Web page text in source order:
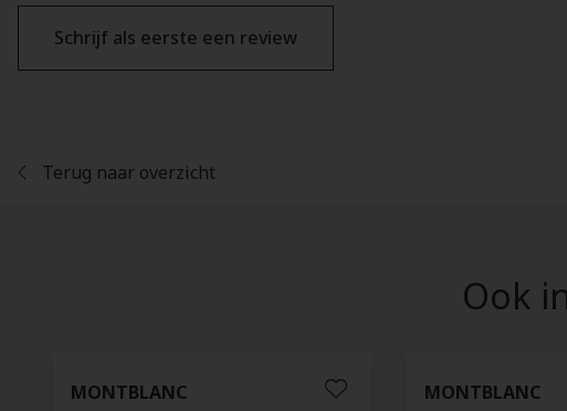
Schrijf als eerste een review
Terug naar overzicht
Ook
MONTBLANC
MONTBLANC